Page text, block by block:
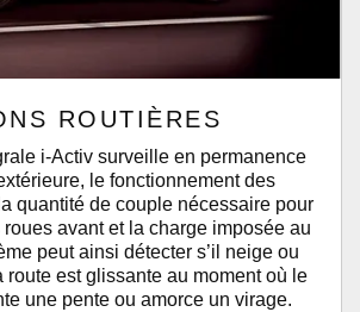
ROUTIÈRES
i-Activ surveille en permanence
le fonctionnement des
quantité de couple nécessaire pour
avant et la charge imposée au
peut ainsi détecter s’il neige ou
route est glissante au moment où le
une pente ou amorce un virage.